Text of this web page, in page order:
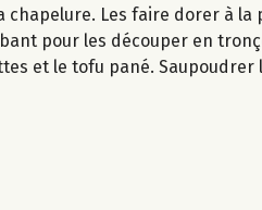
Les faire dorer à la
pour les découper en
et le tofu pané. Saupoudrer